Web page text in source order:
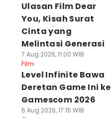
Ulasan Film Dear
You, Kisah Surat
Cinta yang
Melintasi Generasi
7 Aug 2026, 11:00 WIB
Film
Level Infinite Bawa
Deretan Game Ini ke
Gamescom 2026
6 Aug 2026, 17:15 WIB